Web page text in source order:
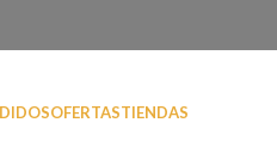
OFERTASTIENDAS